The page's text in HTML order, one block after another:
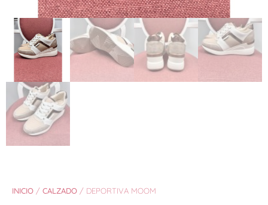
INICIO / CALZADO / DEPORTIVA MOOM